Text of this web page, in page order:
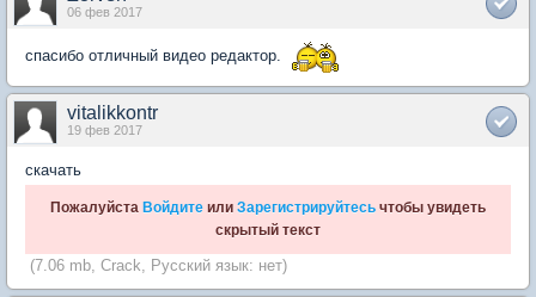
06 фев 2017
спасибо отличный видео редактор.
vitalikkontr
19 фев 2017
скачать
Пожалуйста Войдите или Зарегистрируйтесь чтобы увидеть
скрытый текст
(7.06 mb, Crack, Русский язык: нет)